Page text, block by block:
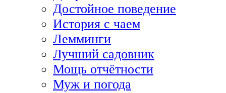
Достойное поведение
История с чаем
Лемминги
Лучший садовник
Мощь отчётности
Муж и погода